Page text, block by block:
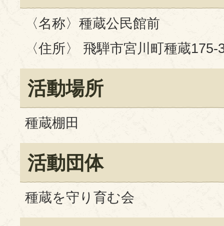
〈名称〉種蔵公民館前
〈住所〉 飛騨市宮川町種蔵175-
活動場所
種蔵棚田
活動団体
種蔵を守り育む会